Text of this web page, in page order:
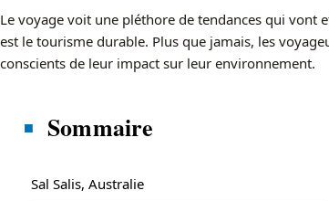
Le voyage voit une pléthore de tendances qui
est le tourisme durable. Plus que jamais, les
conscients de leur impact sur leur environnement.
Sommaire
Sal Salis, Australie